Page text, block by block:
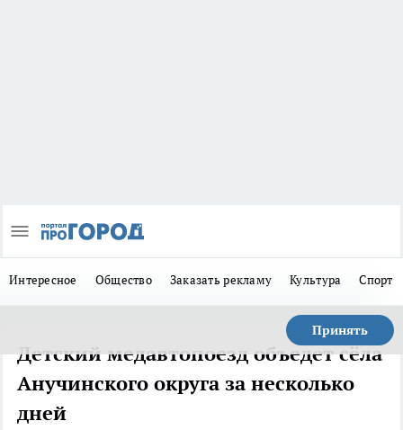
Интересное Общество Заказать рекламу Культура Спорт
Принять
Детский медавтопоезд объедет сёла
Анучинского округа за несколько
дней